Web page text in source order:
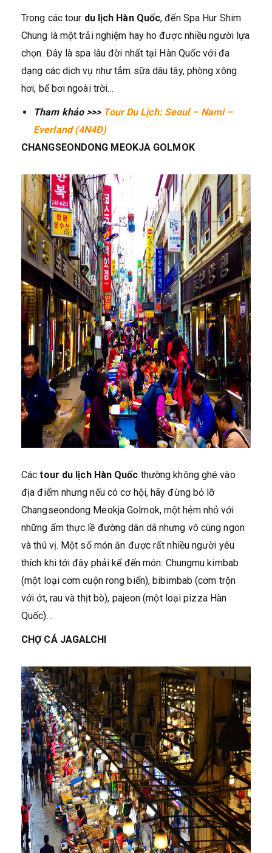
Trong các tour du lịch Hàn Quốc, đến Spa Hur Shim
Chung là một trải nghiệm hay ho được nhiều người lựa
chọn. Đây là spa lâu đời nhất tại Hàn Quốc với đa
dạng các dịch vụ như tắm sữa dâu tây, phòng xông
hơi, bể bơi ngoài trời…
Tham khảo >>> Tour Du Lịch: Seoul – Nami –
Everland (4N4Đ)
CHANGSEONDONG MEOKJA GOLMOK
Cáctour du lịch Hàn Quốc thường không ghé vào
địa điểm nhưng nếu có cơ hội, hãy đừng bỏ lỡ
Changseondong Meokja Golmok, một hẻm nhỏ với
những ẩm thực lề đường dân dã nhưng vô cùng ngon
và thú vị. Một số món ăn được rất nhiều người yêu
thích khi tới đây phải kể đến món: Chungmu kimbab
(một loại cơm cuộn rong biển), bibimbab (cơm trộn
với ớt, rau và thịt bò), pajeon (một loại pizza Hàn
Quốc)…
CHỢ CÁ JAGALCHI